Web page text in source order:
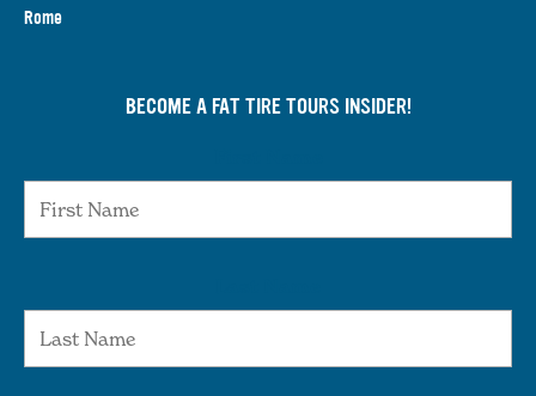
Rome
BECOME A FAT TIRE TOURS INSIDER!